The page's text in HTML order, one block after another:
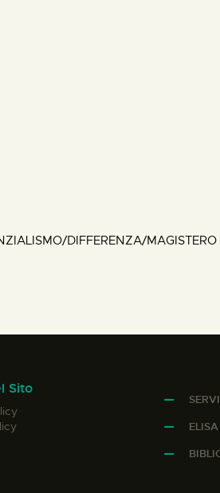
DIFFERENZA/MAGISTERO
Sito